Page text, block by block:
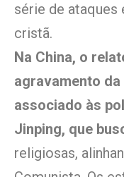
série de ataques
cristã.
Na China, o
agravamento
associado às
Jinping, que
religiosas,